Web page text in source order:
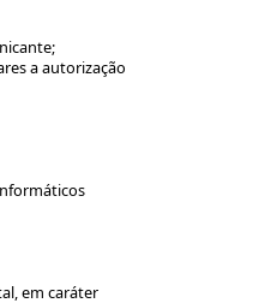
a autorização
em caráter